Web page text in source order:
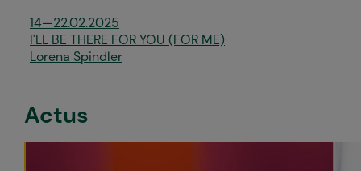
14—22.02.2025
I'LL BE THERE FOR YOU (FOR ME)
Lorena Spindler
Actus